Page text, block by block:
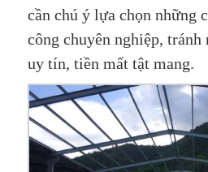
cần chú ý lựa chọn những
công chuyên nghiệp, tránh
uy tín, tiền mất tật mang.